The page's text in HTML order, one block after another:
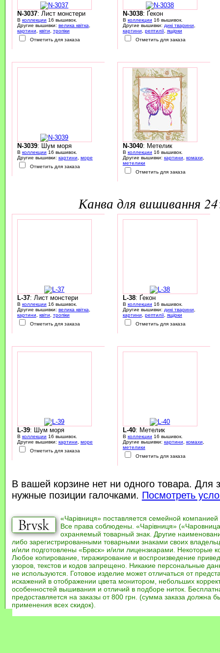
N-3037: Лист монстери
В коллекции 16 вышивок.
Другие вышивки: велика квітка
картини
квіти
тропіки
Отметить для заказа
N-3038: Ґекон
В коллекции 16 вышивок.
Другие вышивки: дикі тварини
картини
рептилії, ящірки
Отметить для заказа
N-3039: Шум моря
В коллекции 16 вышивок.
Другие вышивки: картини
море
Отметить для заказа
N-3040: Метелик
В коллекции 16 вышивок.
Другие вышивки: картини комахи
метелики
Отметить для заказа
канва для вишивання
L-37: Лист монстери
В коллекции 16 вышивок.
Другие вышивки: велика квітка,
картини, квіти, тропіки
Отметить для заказа
L-38: Ґекон
В коллекции 16 вышивок.
Другие вышивки: дикі тварини,
картини, рептилії, ящірки
Отметить для заказа
L-39: Шум моря
В коллекции 16 вышивок.
Другие вышивки: картини, море
Отметить для заказа
L-40: Метелик
В коллекции 16 вышивок.
Другие вышивки: картини, комахи,
метелики
Отметить для заказа
В вашей корзине нет ни одного товара. Для
нужные позиции галочками. Посмотреть
«Чарівниця» поставляется семейной компанией
Все права соблюдены. «Чарівниця»
охраняемый товарный знак. Другие
либо зарегистрированными товарными знаками своих
и/или подготовлены «Брвск» и/или лицензиарами. Некоторые
Любое копирование, тиражирование и воспроизведение
узоров, текстов и кодов запрещено. Никакие персональные
не используются. Готовое изделие может отличаться от
искажений в отображении цвета монитором, небольших
особенностей вышивания и отличий в подборе ниток.
предоставляется на заказы от 800 грн. (сумма заказа должна
применения всех скидок).